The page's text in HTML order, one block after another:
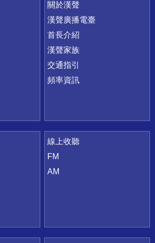
關於漢聲
漢聲廣播電臺
首長介紹
漢聲家族
交通指引
頻率資訊
線上收聽
FM
AM